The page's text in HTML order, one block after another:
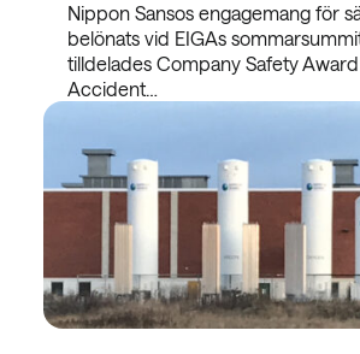
Nippon Sansos engagemang för
belönats vid EIGAs
tilldelades Company Safety
Accident…